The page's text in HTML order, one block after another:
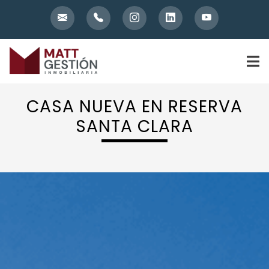
Skip
content
CASA NUEVA EN RESERVA
SANTA CLARA